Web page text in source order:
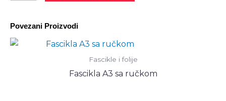
A5
tačke
Povezani Proizvodi
Fascikle i folije
Fascikla A3 sa ručkom